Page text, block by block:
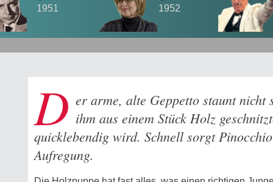
1956
D er arme, alte Geppetto staunt nicht
ihm aus einem Stück Holz
quicklebendig wird. Schnell sorgt
Aufregung.